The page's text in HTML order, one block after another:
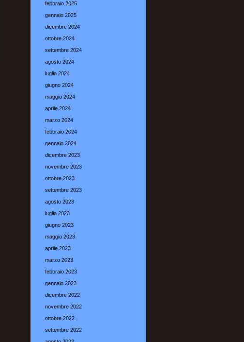
febbraio 2025
gennaio 2025
dicembre 2024
ottobre 2024
settembre 2024
agosto 2024
luglio 2024
giugno 2024
maggio 2024
aprile 2024
marzo 2024
febbraio 2024
gennaio 2024
dicembre 2023
novembre 2023
ottobre 2023
settembre 2023
agosto 2023
luglio 2023
giugno 2023
maggio 2023
aprile 2023
marzo 2023
febbraio 2023
gennaio 2023
dicembre 2022
novembre 2022
ottobre 2022
settembre 2022